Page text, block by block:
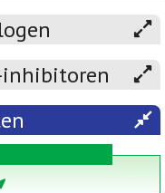
inhibitoren